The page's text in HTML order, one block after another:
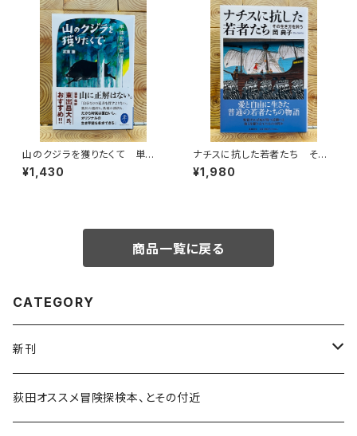
山のクジラを獲りたくて 単独
忍び猟記（文庫版）
¥1,430
ナチスに抗した若者たち その
生き方を問う
¥1,980
商品一覧に戻る
CATEGORY
新刊
和書
荻田オススメ冒険探検本、とその付近